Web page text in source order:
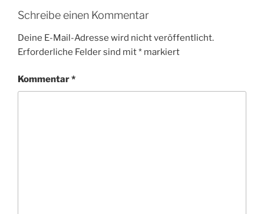
Schreibe einen Kommentar
Deine E-Mail-Adresse wird nicht veröffentlicht.
Erforderliche Felder sind mit* markiert
Kommentar*